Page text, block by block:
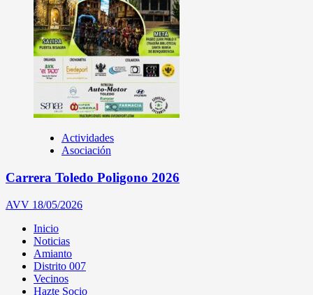
Actividades
Asociación
Carrera Toledo Poligono 2026
AVV 18/05/2026
Inicio
Noticias
Amianto
Distrito 007
Vecinos
Hazte Socio